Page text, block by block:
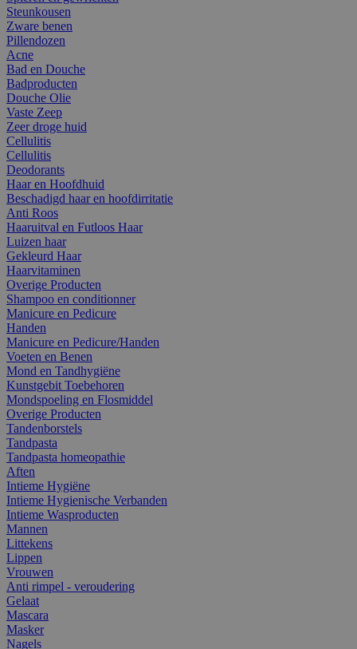
Steunkousen
Zware benen
Pillendozen
Acne
Bad en Douche
Badproducten
Douche Olie
Vaste Zeep
Zeer droge huid
Cellulitis
Cellulitis
Deodorants
Haar en Hoofdhuid
Beschadigd haar en hoofdirritatie
Anti Roos
Haaruitval en Futloos Haar
Luizen haar
Gekleurd Haar
Haarvitaminen
Overige Producten
Shampoo en conditionner
Manicure en Pedicure
Handen
Manicure en Pedicure/Handen
Voeten en Benen
Mond en Tandhygiëne
Kunstgebit Toebehoren
Mondspoeling en Flosmiddel
Overige Producten
Tandenborstels
Tandpasta
Tandpasta homeopathie
Aften
Intieme Hygiëne
Intieme Hygienische Verbanden
Intieme Wasproducten
Mannen
Littekens
Lippen
Vrouwen
Anti rimpel - veroudering
Gelaat
Mascara
Masker
Nagels